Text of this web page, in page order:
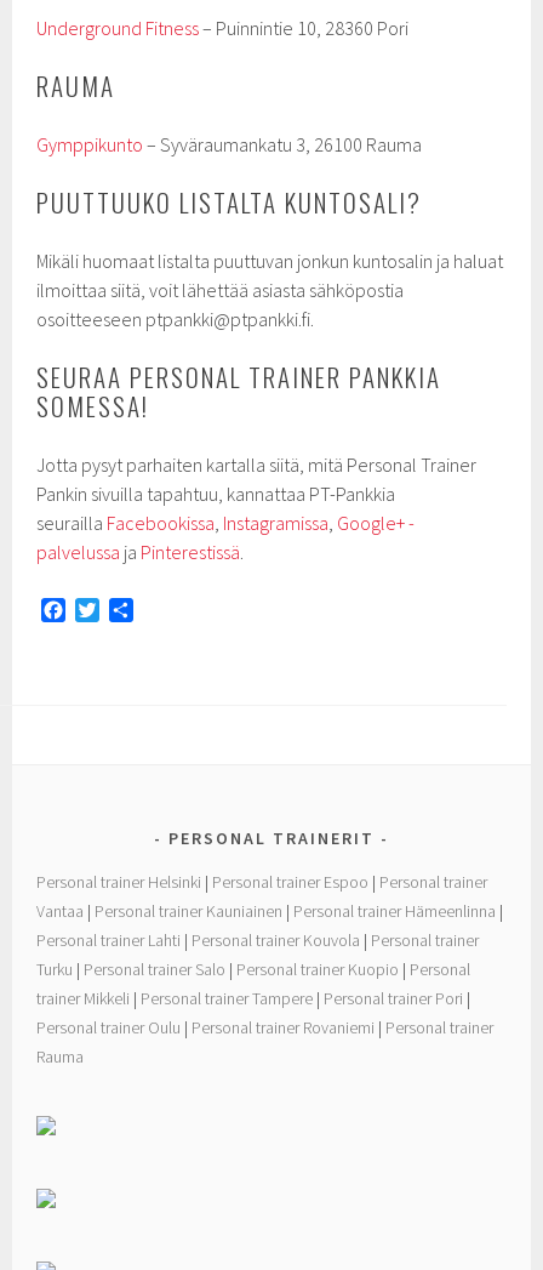
Underground Fitness– Puinnintie 10, 28360 Pori
RAUMA
Gymppikunto – Syväraumankatu 3, 26100 Rauma
PUUTTUUKO LISTALTA KUNTOSALI?
Mikäli huomaat listalta puuttuvan jonkun kuntosalin ja haluat
ilmoittaa siitä, voit lähettää asiasta sähköpostia
osoitteeseen ptpankki@ptpankki.fi.
SEURAA PERSONAL TRAINER PANKKIA
SOMESSA!
Jotta pysyt parhaiten kartalla siitä, mitä Personal Trainer
Pankin sivuilla tapahtuu, kannattaa PT-Pankkia
seurailla Facebookissa Instagramissa Google+ -
palvelussa ja Pinterestissä
PERSONAL TRAINERIT
Personal trainer Helsinki | Personal trainer Espoo | Personal trainer
Vantaa | Personal trainer Kauniainen | Personal trainer Hämeenlinna |
Personal trainer Lahti | Personal trainer Kouvola | Personal trainer
Turku | Personal trainer Salo | Personal trainer Kuopio | Personal
trainer Mikkeli | Personal trainer Tampere | Personal trainer Pori |
Personal trainer Oulu | Personal trainer Rovaniemi | Personal trainer
Rauma